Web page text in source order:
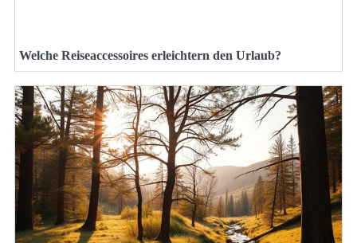
Welche Reiseaccessoires erleichtern den Urlaub?